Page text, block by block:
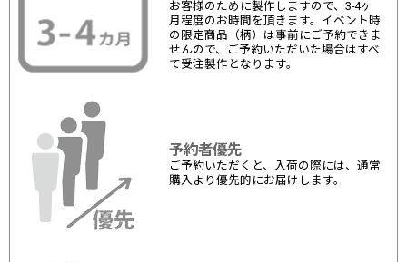
お客様のために製作しますので、3-4ヶ
月程度のお時間を頂きます。イベント時
の限定商品（柄）は事前にご予約できま
せんので、ご予約いただいた場合はすべ
て受注製作となります。
予約者優先
ご予約いただくと、入荷の際には、通常
購入より優先的にお届けします。